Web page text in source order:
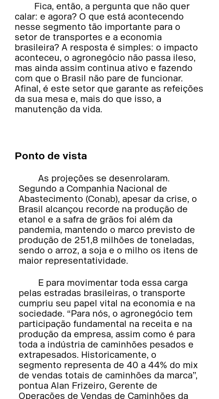
Fica, então, a pergunta que não quer
calar: e agora? O que está acontecendo
nesse segmento tão importante para o
setor de transportes e a economia
brasileira? A resposta é simples: o impacto
aconteceu, o agronegócio não passa ileso,
mas ainda assim continua ativo e fazendo
com que o Brasil não pare de funcionar.
Afinal, é este setor que garante as refeições
da sua mesa e, mais do que isso, a
manutenção da vida.
Ponto de vista
As projeções se desenrolaram.
Segundo a Companhia Nacional de
Abastecimento (Conab), apesar da crise, o
Brasil alcançou recorde na produção de
etanol e a safra de grãos foi além da
pandemia, mantendo o marco previsto de
produção de 251,8 milhões de toneladas,
sendo o arroz, a soja e o milho os itens de
maior representatividade.
E para movimentar toda essa carga
pelas estradas brasileiras, o transporte
cumpriu seu papel vital na economia e na
sociedade. “Para nós, o agronegócio tem
participação fundamental na receita e na
produção da empresa, assim como é para
toda a indústria de caminhões pesados e
extrapesados. Historicamente, o
segmento representa de 40 a 44% do mix
de vendas totais de caminhões da marca”,
pontua Alan Frizeiro, Gerente de
Operações de Vendas de Caminhões da